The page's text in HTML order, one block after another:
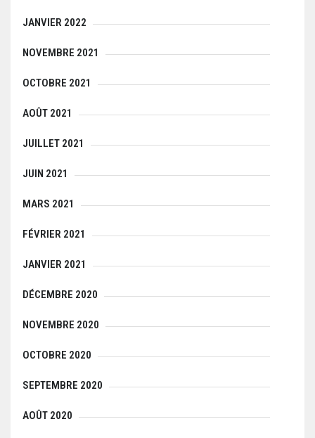
JANVIER 2022
NOVEMBRE 2021
OCTOBRE 2021
AOÛT 2021
JUILLET 2021
JUIN 2021
MARS 2021
FÉVRIER 2021
JANVIER 2021
DÉCEMBRE 2020
NOVEMBRE 2020
OCTOBRE 2020
SEPTEMBRE 2020
AOÛT 2020